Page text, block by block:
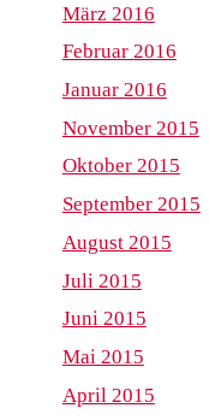
März 2016
Februar 2016
Januar 2016
November 2015
Oktober 2015
September 2015
August 2015
Juli 2015
Juni 2015
Mai 2015
April 2015